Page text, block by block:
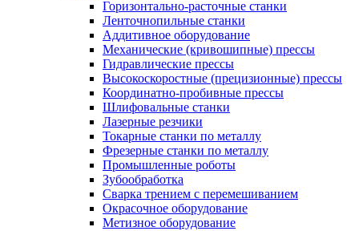
Горизонтально-расточные станки
Ленточнопильные станки
Аддитивное оборудование
Механические (кривошипные) прессы
Гидравлические прессы
Высокоскоростные (прецизионные) прессы
Координатно-пробивные прессы
Шлифовальные станки
Лазерные резчики
Токарные станки по металлу
Фрезерные станки по металлу
Промышленные роботы
Зубообработка
Сварка трением с перемешиванием
Окрасочное оборудование
Метизное оборудование